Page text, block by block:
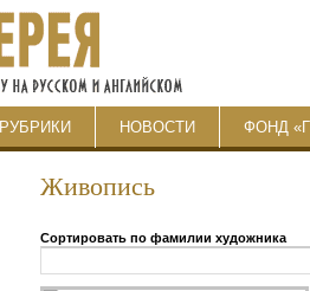
РУБРИКИ НОВОСТИ ФОНД
Живопись
Сортировать по фамилии художника